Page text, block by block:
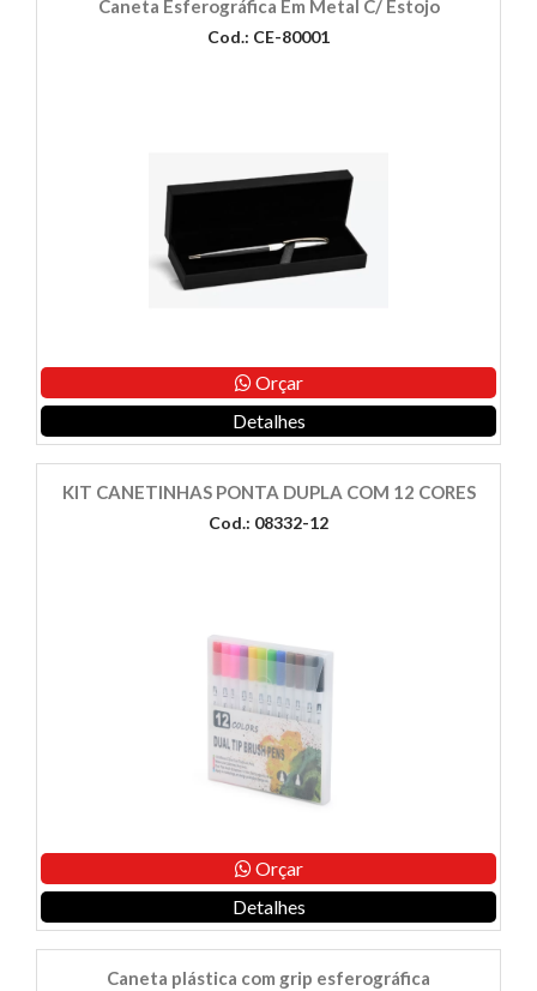
Caneta Esferográfica Em Metal C/ Estojo
Cod.: CE-80001
Orçar
Detalhes
KIT CANETINHAS PONTA DUPLA COM 12 CORES
Cod.: 08332-12
Orçar
Detalhes
Caneta plástica com grip esferográfica